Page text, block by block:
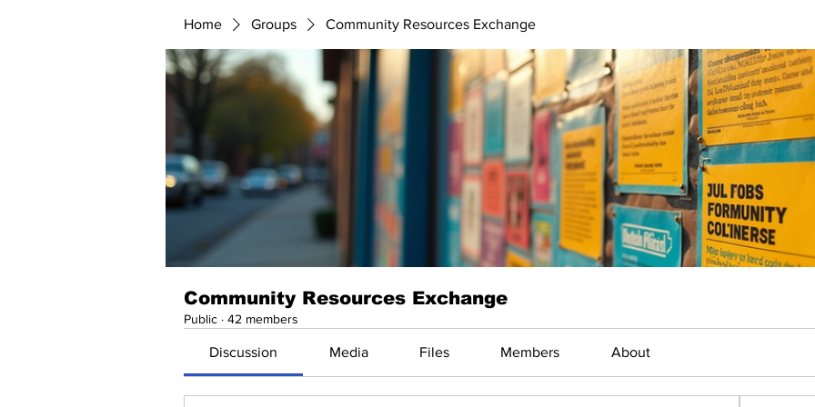
Home Groups Community Resources Exchange
Community Resources Exchange
Public · 42 members
Discussion Media Files Members About